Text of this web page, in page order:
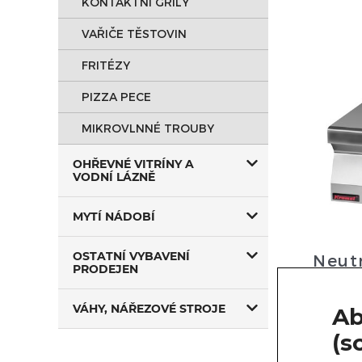
VAŘIČE TĚSTOVIN
FRITÉZY
PIZZA PECE
MIKROVLNNÉ TROUBY
OHŘEVNÉ VITRÍNY A
VODNÍ LÁZNĚ
MYTÍ NÁDOBÍ
OSTATNÍ VYBAVENÍ
PRODEJEN
VÁHY, NÁŘEZOVÉ STROJE
u